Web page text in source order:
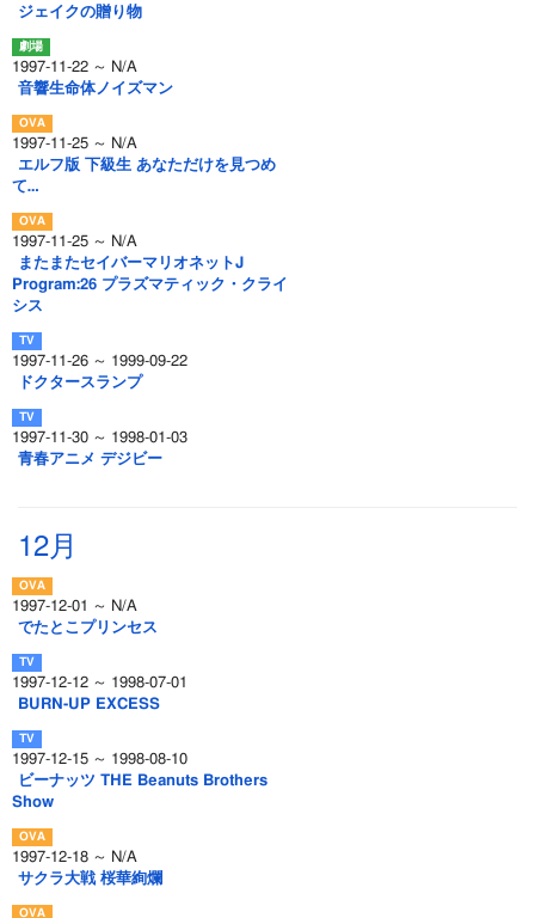
ジェイクの贈り物
1997-11-22 ～ N/A
音響生命体ノイズマン
1997-11-25 ～ N/A
エルフ版 下級生 あなただけを見つめ
て…
1997-11-25 ～ N/A
またまたセイバーマリオネットJ
Program:26 プラズマティック・クライ
シス
1997-11-26 ～ 1999-09-22
ドクタースランプ
1997-11-30 ～ 1998-01-03
青春アニメ デジビー
12月
1997-12-01 ～ N/A
でたとこプリンセス
1997-12-12 ～ 1998-07-01
BURN-UP EXCESS
1997-12-15 ～ 1998-08-10
ビーナッツ THE Beanuts Brothers
Show
1997-12-18 ～ N/A
サクラ大戦 桜華絢爛